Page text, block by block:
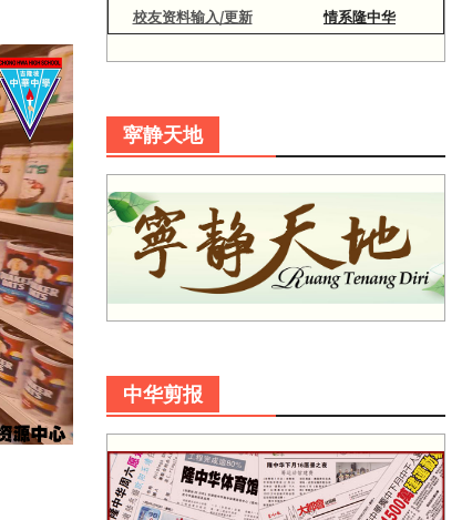
校友资料输入/更新 情系隆中华
寜静天地
中华剪报